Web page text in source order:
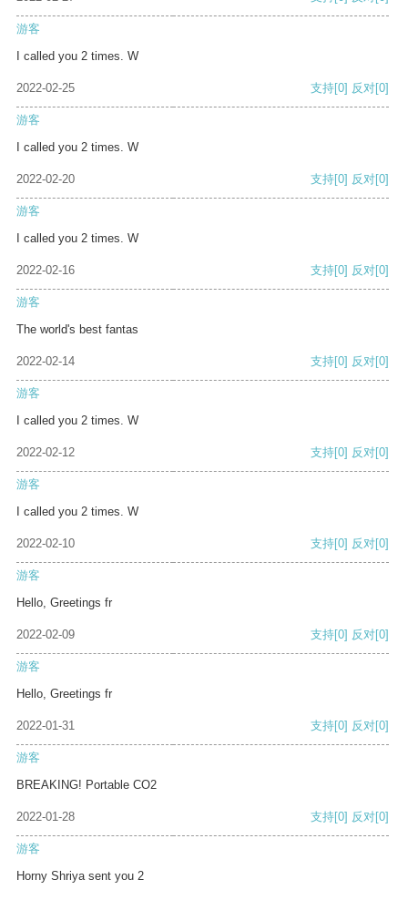
游客
I called you 2 times. W
2022-02-25 支持[0] 反对[0]
游客
I called you 2 times. W
2022-02-20 支持[0] 反对[0]
游客
I called you 2 times. W
2022-02-16 支持[0] 反对[0]
游客
The world's best fantas
2022-02-14 支持[0] 反对[0]
游客
I called you 2 times. W
2022-02-12 支持[0] 反对[0]
游客
I called you 2 times. W
2022-02-10 支持[0] 反对[0]
游客
Hello, Greetings fr
2022-02-09 支持[0] 反对[0]
游客
Hello, Greetings fr
2022-01-31 支持[0] 反对[0]
游客
BREAKING! Portable CO2
2022-01-28 支持[0] 反对[0]
游客
Horny Shriya sent you 2